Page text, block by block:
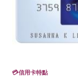
💳信用卡特點